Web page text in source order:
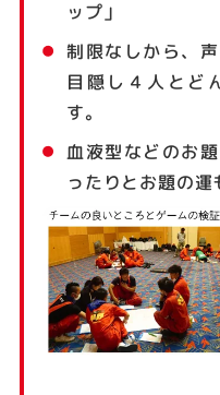
ップ」
制限なしから、
目隠し４人とど
す。
血液型などのお
ったりとお題の運